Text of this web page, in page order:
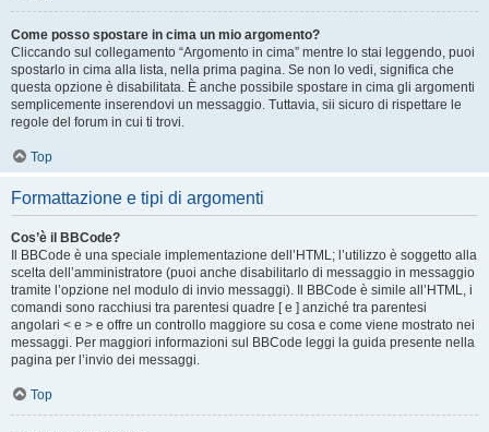
Come posso spostare in cima un mio argomento?
Cliccando sul collegamento “Argomento in cima” mentre lo stai leggendo, puoi
spostarlo in cima alla lista, nella prima pagina. Se non lo vedi, significa che
questa opzione è disabilitata. È anche possibile spostare in cima gli argomenti
semplicemente inserendovi un messaggio. Tuttavia, sii sicuro di rispettare le
regole del forum in cui ti trovi.
Top
Formattazione e tipi di argomenti
Cos’è il BBCode?
Il BBCode è una speciale implementazione dell’HTML; l’utilizzo è soggetto alla
scelta dell’amministratore (puoi anche disabilitarlo di messaggio in messaggio
tramite l’opzione nel modulo di invio messaggi). Il BBCode è simile all’HTML, i
comandi sono racchiusi tra parentesi quadre [ e ] anziché tra parentesi
angolari < e > e offre un controllo maggiore su cosa e come viene mostrato nei
messaggi. Per maggiori informazioni sul BBCode leggi la guida presente nella
pagina per l’invio dei messaggi.
Top